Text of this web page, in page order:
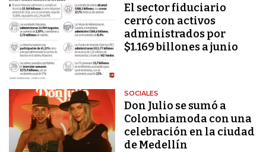
El sector fiduciario
cerró con activos
administrados por
$1.169 billones a junio
SOCIALES
Don Julio se sumó a
Colombiamoda con una
celebración en la ciudad
de Medellín